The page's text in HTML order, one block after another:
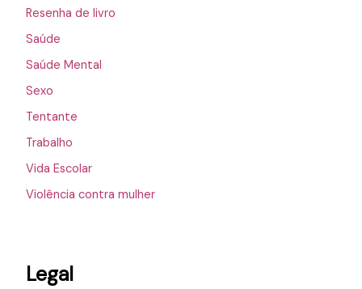
Resenha de livro
Saúde
Saúde Mental
Sexo
Tentante
Trabalho
Vida Escolar
Violência contra mulher
Legal